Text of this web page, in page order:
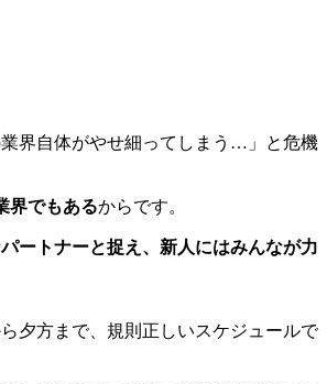
界自体がやせ細ってしまう…」と危機
界でもあるからです。
ートナーと捉え、新人にはみんなが力
夕方まで、規則正しいスケジュールで